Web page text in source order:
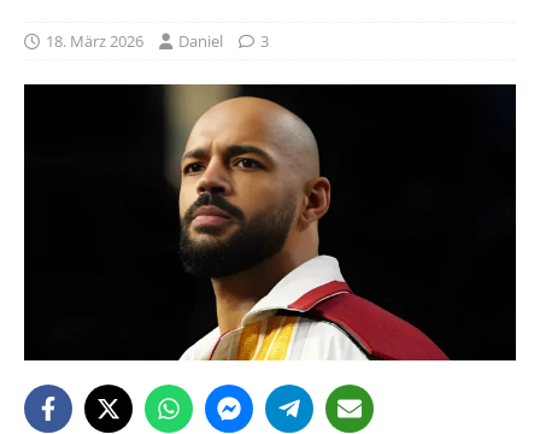
18. März 2026 Daniel 3